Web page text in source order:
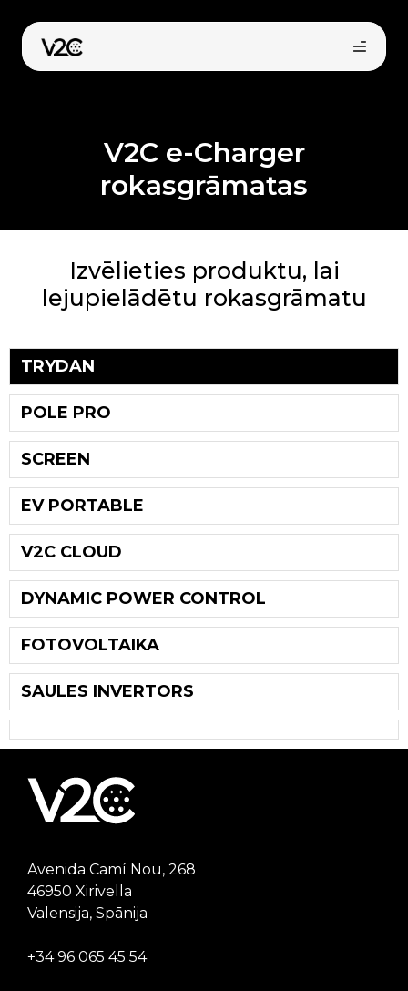
content
V2C e-Charger
rokasgrāmatas
Izvēlieties produktu, lai
lejupielādētu rokasgrāmatu
TRYDAN
POLE PRO
SCREEN
EV PORTABLE
V2C CLOUD
DYNAMIC POWER CONTROL
FOTOVOLTAIKA
SAULES INVERTORS
Avenida Camí Nou, 268
46950 Xirivella
Valensija, Spānija
+34 96 065 45 54